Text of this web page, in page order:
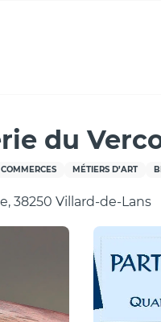
du
MÉTIERS D’ART
38250 Villard-de-Lans